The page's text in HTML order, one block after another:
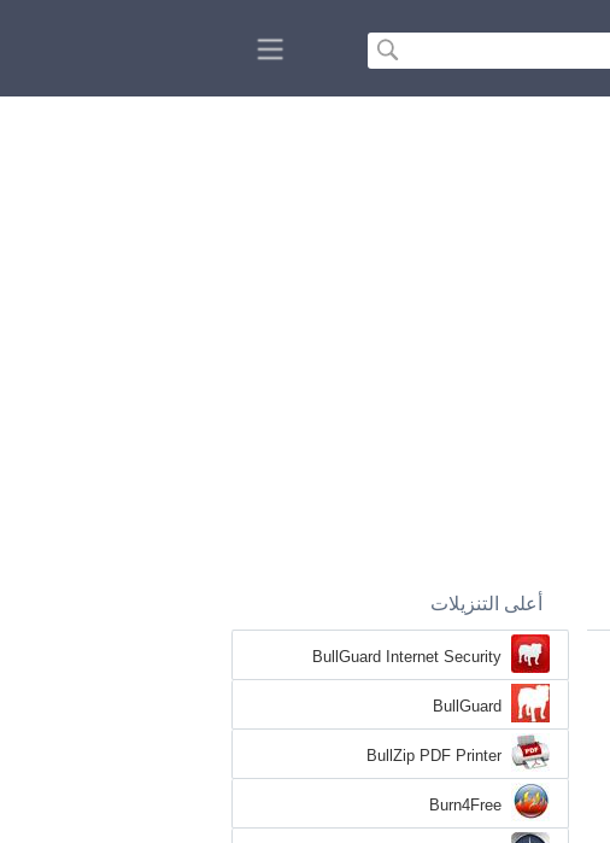
أعلى التنزيلات
BullGuard Internet Security
BullGuard
BullZip PDF Printer
Burn4Free